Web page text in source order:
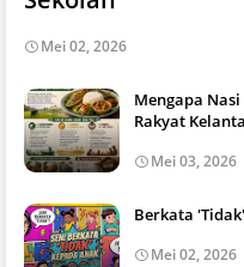
Mei 02, 2026
Mengapa
Rakyat
Mei 03, 2026
Berkata
Mei 02, 2026